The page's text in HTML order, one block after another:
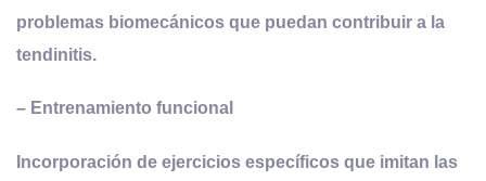
problemas biomecánicos que puedan contribuir a la
tendinitis.
– Entrenamiento funcional
Incorporación de ejercicios específicos que imitan las